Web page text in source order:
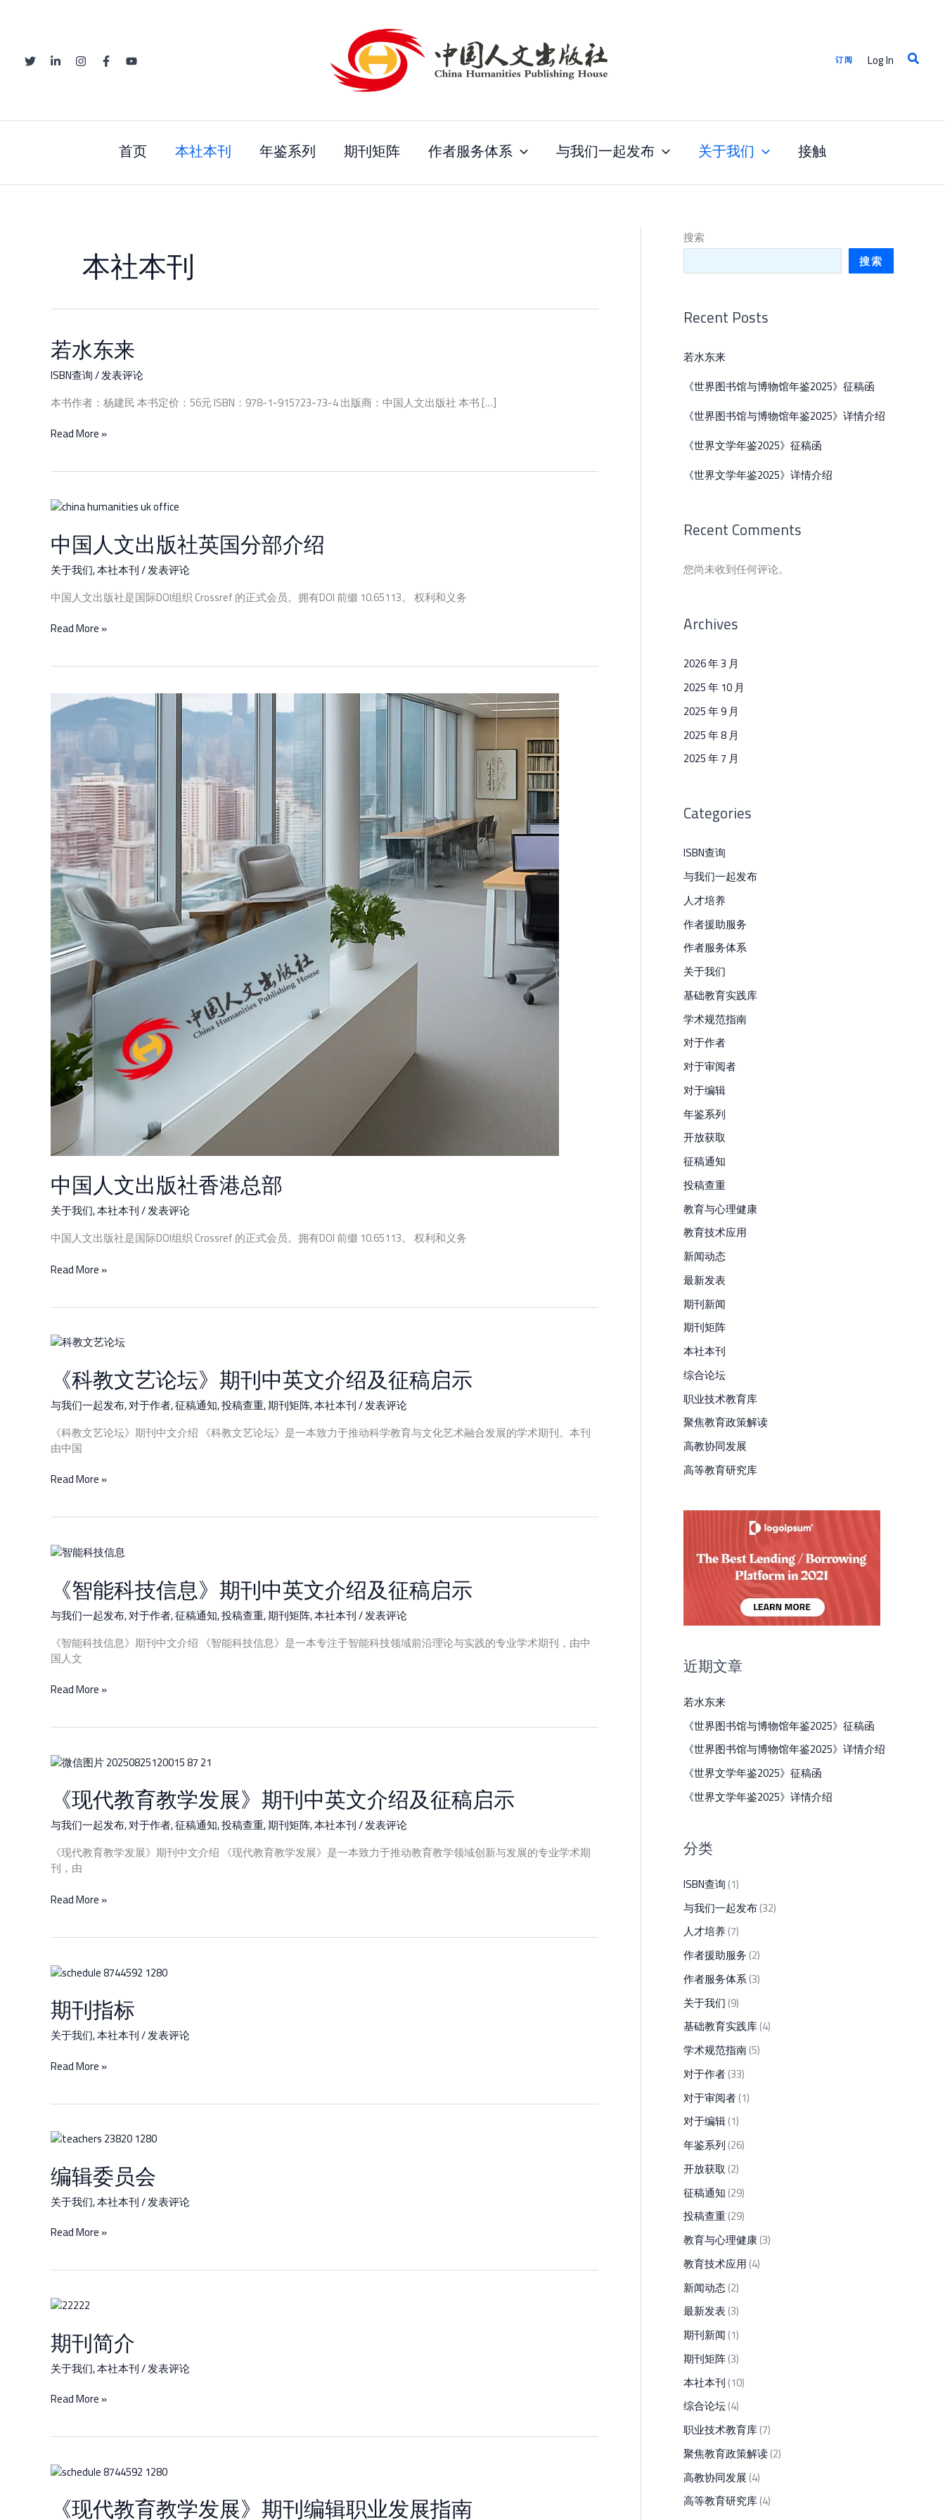
订阅 Log In
搜
首页 本社本刊 年鉴系列 期刊矩阵 作者服务体系 与我们一起发布 关于我们 接触
本社本刊
若水东来
ISBN查询/发表评论
本书作者：杨建民 本书定价：56元 ISBN：978-1-915723-73-4 出版商：中国人文出版社 本书 […]
若
水
东
Read More »
中国人文出版社英国分部介绍
关于我们,本社本刊/发表评论
中国人文出版社是国际DOI组织 Crossref 的正式会员。拥有DOI 前缀 10.65113。 权利和义务
中
人
文
出
社
国
绍
Read More »
中国人文出版社香港总部
关于我们,本社本刊/发表评论
中国人文出版社是国际DOI组织 Crossref 的正式会员。拥有DOI 前缀 10.65113。 权利和义务
中
国
人
出
版
社
香
港
总
部
Read More »
《科教文艺论坛》期刊中英文介绍及征稿启示
与我们一起发布,对于作者,征稿通知,投稿查重,期刊矩阵,本社本刊/发表评论
《科教文艺论坛》期刊中文介绍 《科教文艺论坛》是一本致力于推动科学教育与文化艺术融合发展的学术期刊。本刊
由中国
《科
论
期
刊
英
及
征
Read More »
《智能科技信息》期刊中英文介绍及征稿启示
与我们一起发布,对于作者,征稿通知,投稿查重,期刊矩阵,本社本刊/发表评论
《智能科技信息》期刊中文介绍 《智能科技信息》是一本专注于智能科技领域前沿理论与实践的专业学术期刊，由中
国人文
《智
信
期
刊
英
及
征
Read More »
《现代教育教学发展》期刊中英文介绍及征稿启示
与我们一起发布,对于作者,征稿通知,投稿查重,期刊矩阵,本社本刊/发表评论
《现代教育教学发展》期刊中文介绍 《现代教育教学发展》是一本致力于推动教育教学领域创新与发展的专业学术期
刊，由
《现
教
发
展》
刊
介
绍
征
稿
启
Read More »
期刊指标
关于我们,本社本刊/发表评论
期
指
标
Read More »
编辑委员会
关于我们,本社本刊/发表评论
编
委
员
会
Read More »
期刊简介
关于我们,本社本刊/发表评论
期
简
介
Read More »
《现代教育教学发展》期刊编辑职业发展指南
《现
搜索
搜索
Recent Posts
若水东来
《世界图书馆与博物馆年鉴2025》征稿函
《世界图书馆与博物馆年鉴2025》详情介绍
《世界文学年鉴2025》征稿函
《世界文学年鉴2025》详情介绍
Recent Comments
您尚未收到任何评论。
Archives
2026 年 3 月
2025 年 10 月
2025 年 9 月
2025 年 8 月
2025 年 7 月
Categories
ISBN查询
与我们一起发布
人才培养
作者援助服务
作者服务体系
关于我们
基础教育实践库
学术规范指南
对于作者
对于审阅者
对于编辑
年鉴系列
开放获取
征稿通知
投稿查重
教育与心理健康
教育技术应用
新闻动态
最新发表
期刊新闻
期刊矩阵
本社本刊
综合论坛
职业技术教育库
聚焦教育政策解读
高教协同发展
高等教育研究库
近期文章
若水东来
《世界图书馆与博物馆年鉴2025》征稿函
《世界图书馆与博物馆年鉴2025》详情介绍
《世界文学年鉴2025》征稿函
《世界文学年鉴2025》详情介绍
分类
ISBN查询(1)
与我们一起发布(32)
人才培养(7)
作者援助服务(2)
作者服务体系(3)
关于我们(9)
基础教育实践库(4)
学术规范指南(5)
对于作者(33)
对于审阅者(1)
对于编辑(1)
年鉴系列(26)
开放获取(2)
征稿通知(29)
投稿查重(29)
教育与心理健康(3)
教育技术应用(4)
新闻动态(2)
最新发表(3)
期刊新闻(1)
期刊矩阵(3)
本社本刊(10)
综合论坛(4)
职业技术教育库(7)
聚焦教育政策解读(2)
高教协同发展(4)
高等教育研究库(4)